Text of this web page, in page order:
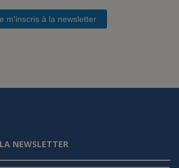
m'inscris à la newsletter
NEWSLETTER